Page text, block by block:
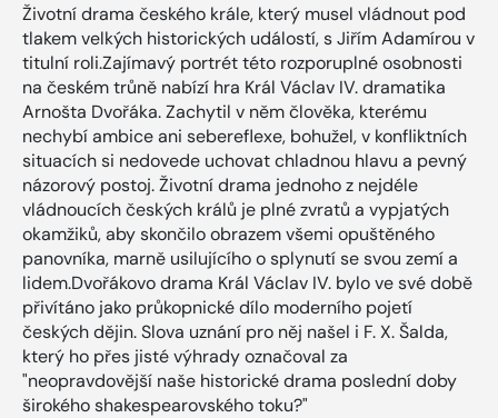
Životní drama českého krále, který musel vládnout pod
tlakem velkých historických událostí, s Jiřím Adamírou v
titulní roli.Zajímavý portrét této rozporuplné osobnosti
na českém trůně nabízí hra Král Václav IV. dramatika
Arnošta Dvořáka. Zachytil v něm člověka, kterému
nechybí ambice ani sebereflexe, bohužel, v konfliktních
situacích si nedovede uchovat chladnou hlavu a pevný
názorový postoj. Životní drama jednoho z nejdéle
vládnoucích českých králů je plné zvratů a vypjatých
okamžiků, aby skončilo obrazem všemi opuštěného
panovníka, marně usilujícího o splynutí se svou zemí a
lidem.Dvořákovo drama Král Václav IV. bylo ve své době
přivítáno jako průkopnické dílo moderního pojetí
českých dějin. Slova uznání pro něj našel i F. X. Šalda,
který ho přes jisté výhrady označoval za
"neopravdovější naše historické drama poslední doby
širokého shakespearovského toku?"